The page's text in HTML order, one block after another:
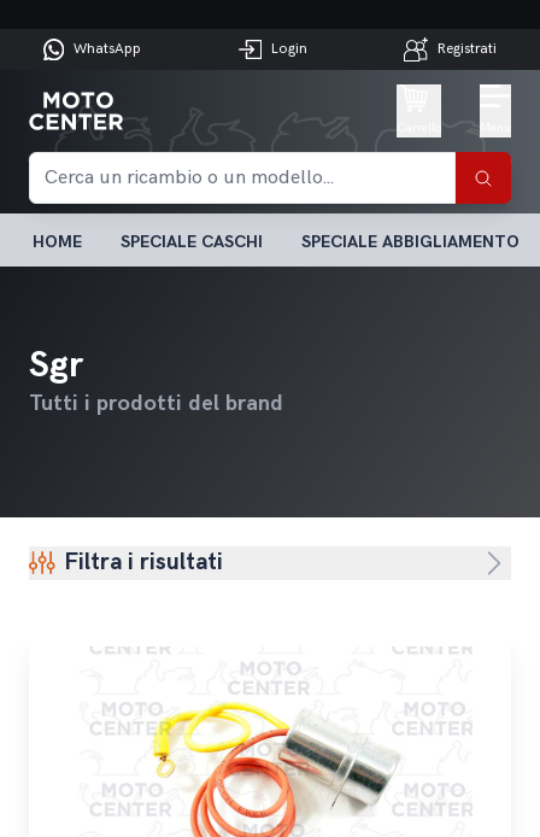
WhatsApp Login Registrati
HOME SPECIALE CASCHI SPECIALE ABBIGLIAMENTO
Sgr
Tutti i prodotti del brand
Filtra i risultati